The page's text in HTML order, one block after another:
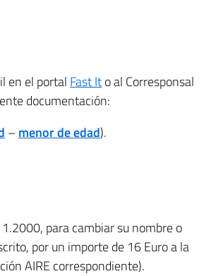
en el portal Fast Ito al Corresponsal
documentación:
–menor de edad).
para cambiar su nombre o
por un importe de 16 Euro a la
AIRE correspondiente).